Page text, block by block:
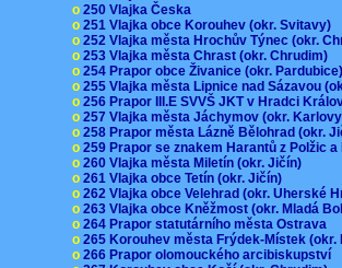
o 250 Vlajka Česka
o 251 Vlajka obce Korouhev (okr. Svitavy)
o 252 Vlajka města Hrochův Týnec (okr.
o 253 Vlajka města Chrast (okr. Chrudim)
o 254 Prapor obce Živanice (okr.
o 255 Vlajka města Lipnice nad Sázavou
o 256 Prapor III.E SVVŠ JKT v Hradci
o 257 Vlajka města Jáchymov (okr.
o 258 Prapor města Lázně Bělohrad (okr.
o 259 Prapor se znakem Harantů z Polžic
o 260 Vlajka města Miletín (okr. Jičín)
o 261 Vlajka obce Tetín (okr. Jičín)
o 262 Vlajka obce Velehrad (okr. Uherské
o 263 Vlajka obce Kněžmost (okr. Mladá
o 264 Prapor statutárního města Ostrava
o 265 Korouhev města Frýdek-Místek
o 266 Prapor olomouckého arcibiskupství